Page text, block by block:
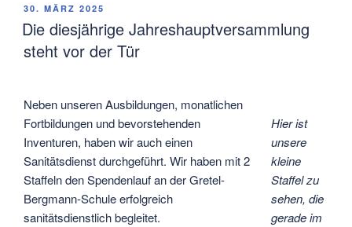
VERÖFFENTLICHT
AM
30. MÄRZ 2025
Die diesjährige Jahreshauptversammlung
steht vor der Tür
Hier ist
unsere
kleine
Staffel zu
sehen, die
gerade im
Neben unseren Ausbildungen, monatlichen
Fortbildungen und bevorstehenden
Inventuren, haben wir auch einen
Sanitätsdienst durchgeführt. Wir haben mit 2
Staffeln den Spendenlauf an der Gretel-
Bergmann-Schule erfolgreich
sanitätsdienstlich begleitet.